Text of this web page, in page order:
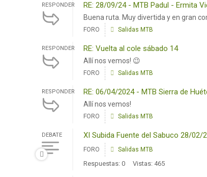
RESPONDER RE: 28/09/24 - MTB Padul - Ermita
Buena ruta. Muy divertida y en gran
FORO Salidas MTB
RESPONDER RE: Vuelta al cole sábado 14
Allí nos vemos! 😉
FORO Salidas MTB
RESPONDER RE: 06/04/2024 - MTB Sierra de
Allí nos vemos!
FORO Salidas MTB
DEBATE XI Subida Fuente del Sabuco 28/02/
FORO Salidas MTB
Respuestas: 0 Vistas: 465